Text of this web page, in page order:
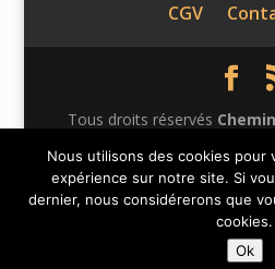
CGV
Tous droits réservés
2026 | Ce site n'appartient pas
affilié à Facebook Inc. Le
pas été vérifié par Facebook.
déposée de
Nous utilisons des cookies pour
expérience sur notre site. Si
dernier, nous considérerons que
cookies.
Ok